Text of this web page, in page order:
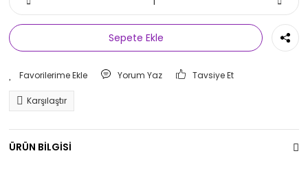
Sepete Ekle
Yorum Yaz Tavsiye Et
Karşılaştır
ÜRÜN BİLGİSİ